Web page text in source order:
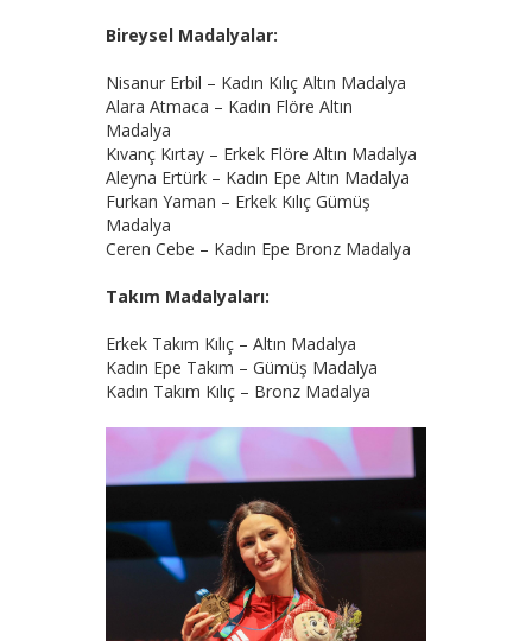
Bireysel Madalyalar:
Nisanur Erbil – Kadın Kılıç Altın Madalya
Alara Atmaca – Kadın Flöre Altın
Madalya
Kıvanç Kırtay – Erkek Flöre Altın Madalya
Aleyna Ertürk – Kadın Epe Altın Madalya
Furkan Yaman – Erkek Kılıç Gümüş
Madalya
Ceren Cebe – Kadın Epe Bronz Madalya
Takım Madalyaları:
Erkek Takım Kılıç – Altın Madalya
Kadın Epe Takım – Gümüş Madalya
Kadın Takım Kılıç – Bronz Madalya